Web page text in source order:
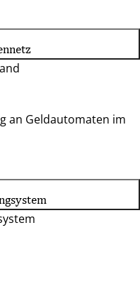
an Geldautomaten im